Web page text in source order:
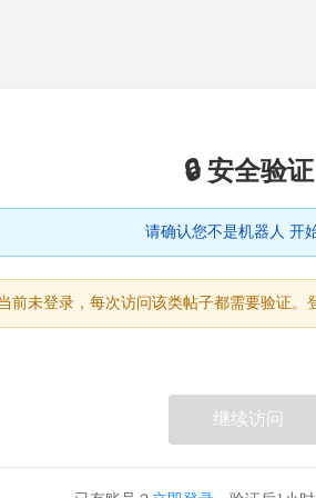
🔒 安全验证
请确认您不是机器人 开
前未登录，每次访问该类帖子都需要验证。
继续访问